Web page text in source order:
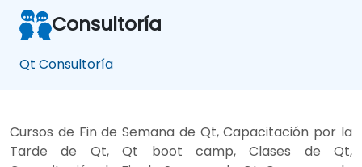
Consultoría
Qt Consultoría
Cursos de Fin de Semana de Qt, Capacitación por la
Tarde de Qt, Qt boot camp, Clases de Qt,